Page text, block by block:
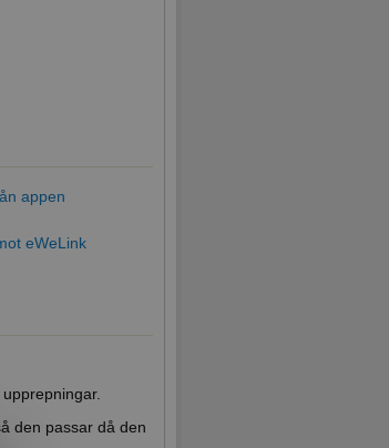
appen
eWeLink
den passar då den